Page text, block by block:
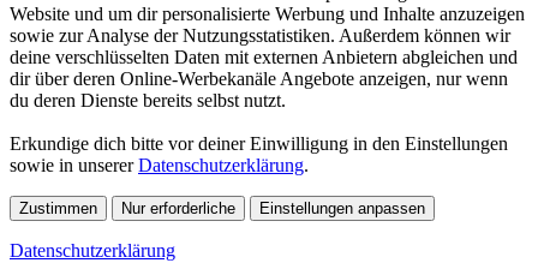
Website und um dir personalisierte Werbung und Inhalte anzuzeigen
sowie zur Analyse der Nutzungsstatistiken. Außerdem können wir
deine verschlüsselten Daten mit externen Anbietern abgleichen und
dir über deren Online-Werbekanäle Angebote anzeigen, nur wenn
du deren Dienste bereits selbst nutzt.
Erkundige dich bitte vor deiner Einwilligung in den Einstellungen
sowie in unsererDatenschutzerklärung.
Zustimmen Nur erforderliche Einstellungen anpassen
Datenschutzerklärung